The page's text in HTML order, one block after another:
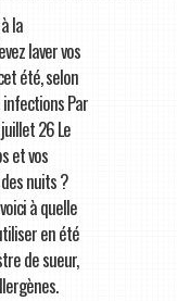
la
laver vos
été, selon
Par
26 Le
et vos
nuits ?
à quelle
en été
de sueur,